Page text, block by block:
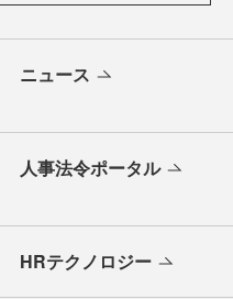
ニュース
人事法令ポータル
HRテクノロジー